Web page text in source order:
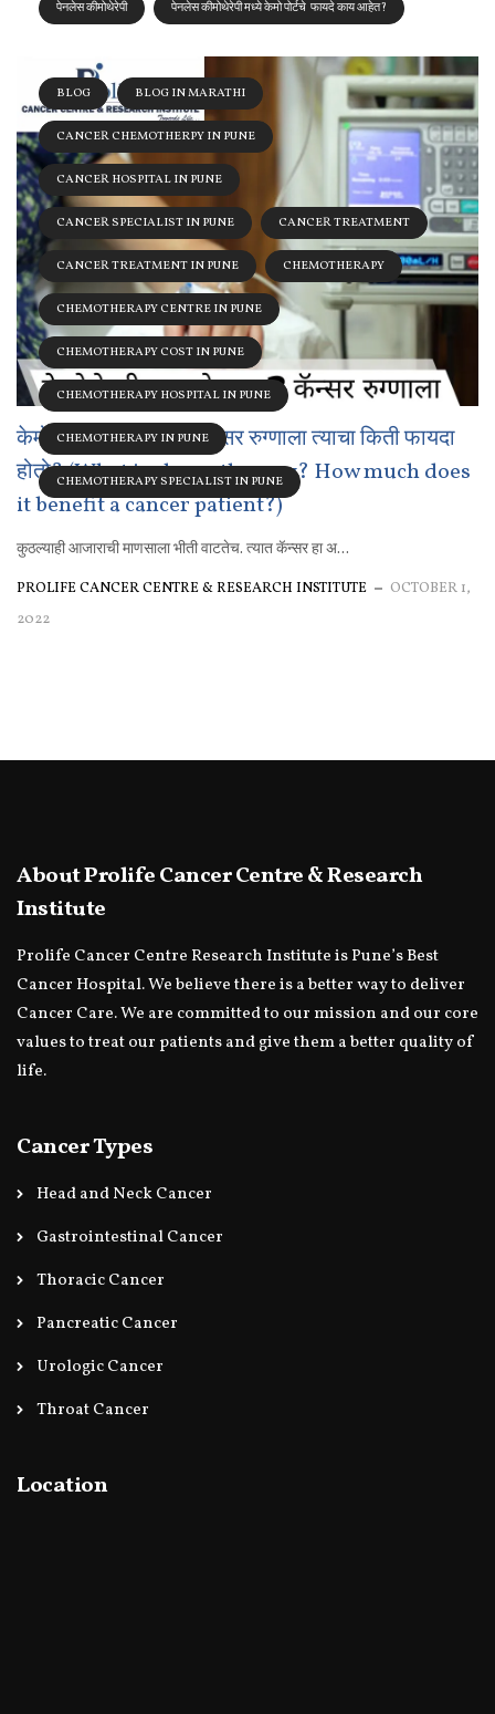
पेनलेस कीमोथेरेपी पेनलेस कीमोथेरेपी मध्ये केमो पोर्टचे फायदे काय आहेत?
BLOG BLOG IN MARATHI
CANCER CHEMOTHERPY IN PUNE
CANCER HOSPITAL IN PUNE
CANCER SPECIALIST IN PUNE CANCER TREATMENT
CANCER TREATMENT IN PUNE CHEMOTHERAPY
CHEMOTHERAPY CENTRE IN PUNE
CHEMOTHERAPY COST IN PUNE
CHEMOTHERAPY HOSPITAL IN PUNE
CHEMOTHERAPY IN PUNE
CHEMOTHERAPY SPECIALIST IN PUNE
केमोथेरपी म्हणजे काय? कॅन्सर रुग्णाला त्याचा किती फायदा
होतो? (What is chemotherapy? How much does
it benefit a cancer patient?)
कुठल्याही आजाराची माणसाला भीती वाटतेच. त्यात कॅन्सर हा अ...
PROLIFE CANCER CENTRE & RESEARCH INSTITUTE
OCTOBER 1,
2022
About Prolife Cancer Centre & Research
Institute
Prolife Cancer Centre Research Institute is Pune’s Best
Cancer Hospital. We believe there is a better way to deliver
Cancer Care. We are committed to our mission and our core
values to treat our patients and give them a better quality of
life.
Cancer Types
Head and Neck Cancer
Gastrointestinal Cancer
Thoracic Cancer
Pancreatic Cancer
Urologic Cancer
Throat Cancer
Location